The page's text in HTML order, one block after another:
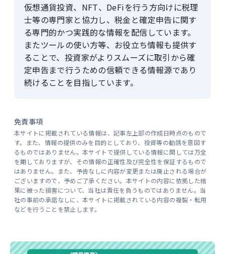
仮想通貨投資、NFT、DeFiを行う方向けに税理
士等の専門家と協力し、税金と確定申告に関す
る専門的かつ実践的な情報を配信しています。
またツールの使い方等、お役立ち情報も提供す
ることで、投資家がよりスムーズに取引から確
定申告まで行うための信頼できる情報源であり
続けることを目指しています。
免責事項
本サイトに掲載されている情報は、記事左上部の作成日時点のもので
す。また、情報の提供のみを目的としており、投資等の勧誘を意図す
るものではありません。本サイトで提供している情報に関しては万全
を期しておりますが、その情報の正確性及び完全性を保証するもので
はありません。また、予告なしに内容が変更または廃止される場合が
ございますので、予めご了承ください。本サイトの内容に依拠した結
果に被った損害について、当社は責任を負うものではありません。当
社の事前の承諾なしに、本サイトに掲載されている内容の複製・転用
などを行うことを禁止します。